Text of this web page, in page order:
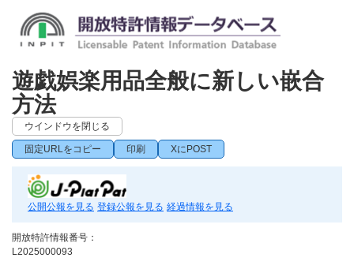
遊戯娯楽用品全般に新しい嵌合
方法
ウインドウを閉じる
固定URLをコピー 印刷 XにPOST
公開公報を見る 登録公報を見る 経過情報を見る
開放特許情報番号：
L2025000093